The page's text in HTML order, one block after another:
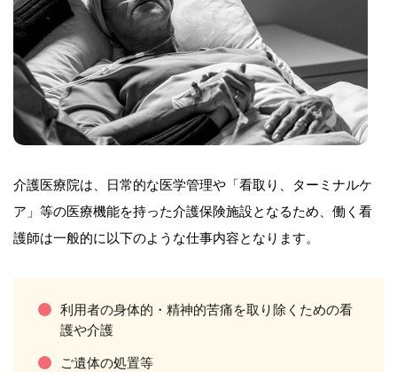
介護医療院は、日常的な医学管理や「看取り、ターミナルケ
ア」等の医療機能を持った介護保険施設となるため、働く看
護師は一般的に以下のような仕事内容となります。
利用者の身体的・精神的苦痛を取り除くための看
護や介護
ご遺体の処置等